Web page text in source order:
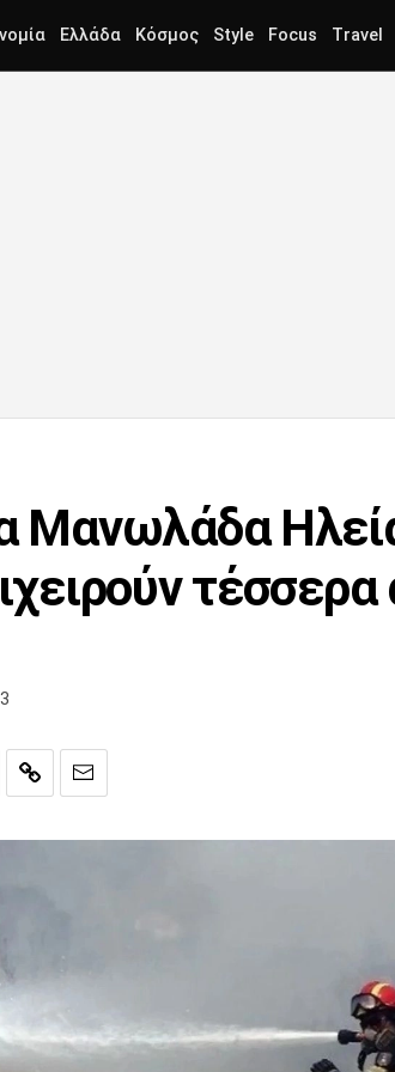
Ελλάδα Κόσμος Style Focus Travel
Μανωλάδα